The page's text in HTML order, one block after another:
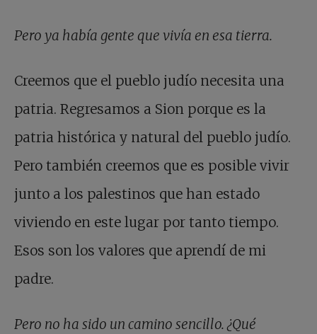
Pero ya había gente que vivía en esa tierra.
Creemos que el pueblo judío necesita una
patria. Regresamos a Sion porque es la
patria histórica y natural del pueblo judío.
Pero también creemos que es posible vivir
junto a los palestinos que han estado
viviendo en este lugar por tanto tiempo.
Esos son los valores que aprendí de mi
padre.
Pero no ha sido un camino sencillo. ¿Qué